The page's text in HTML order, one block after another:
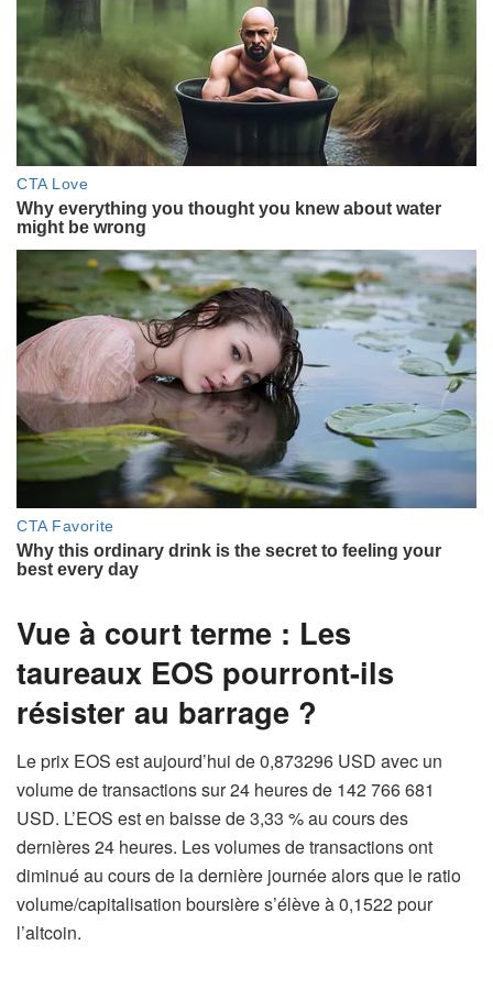
Vue à court terme : Les
taureaux EOS pourront-ils
résister au barrage ?
Le prix EOS est aujourd’hui de 0,873296 USD avec un
volume de transactions sur 24 heures de 142 766 681
USD. L’EOS est en baisse de 3,33 % au cours des
dernières 24 heures. Les volumes de transactions ont
diminué au cours de la dernière journée alors que le ratio
volume/capitalisation boursière s’élève à 0,1522 pour
l’altcoin.